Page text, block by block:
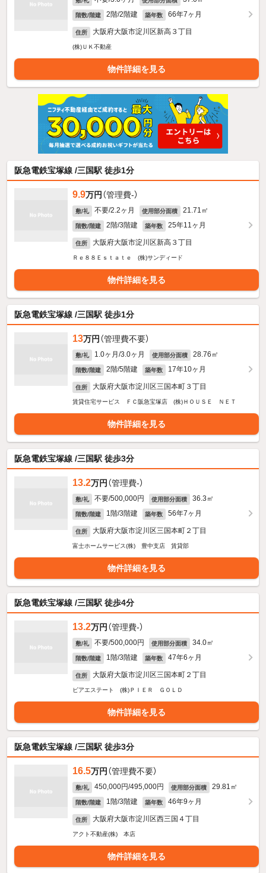
階数/階建 2階/2階建 築年数 66年7ヶ月
住所 大阪府大阪市淀川区新高３丁目
(株)ＵＫ不動産
物件詳細を見る
阪急電鉄宝塚線 /三国駅 徒歩1分
9.9万円 （管理費-）
敷/礼 不要/2.2ヶ月 使用部分面積 21.71㎡
階数/階建 2階/3階建 築年数 25年11ヶ月
住所 大阪府大阪市淀川区新高３丁目
Ｒｅ８８Ｅｓｔａｔｅ (株)サンディード
物件詳細を見る
阪急電鉄宝塚線 /三国駅 徒歩1分
13万円 （管理費不要）
敷/礼 1.0ヶ月/3.0ヶ月 使用部分面積 28.76㎡
階数/階建 2階/5階建 築年数 17年10ヶ月
住所 大阪府大阪市淀川区三国本町３丁目
賃貸住宅サービス ＦＣ阪急宝塚店 (株)ＨＯＵＳＥ ＮＥＴ
物件詳細を見る
阪急電鉄宝塚線 /三国駅 徒歩3分
13.2万円 （管理費-）
敷/礼 不要/500,000円 使用部分面積 36.3㎡
階数/階建 1階/3階建 築年数 56年7ヶ月
住所 大阪府大阪市淀川区三国本町２丁目
富士ホームサービス(株) 豊中支店 賃貸部
物件詳細を見る
阪急電鉄宝塚線 /三国駅 徒歩4分
13.2万円 （管理費-）
敷/礼 不要/500,000円 使用部分面積 34.0㎡
階数/階建 1階/3階建 築年数 47年6ヶ月
住所 大阪府大阪市淀川区三国本町２丁目
ピアエステート (株)ＰＩＥＲ ＧＯＬＤ
物件詳細を見る
阪急電鉄宝塚線 /三国駅 徒歩3分
16.5万円 （管理費不要）
敷/礼 450,000円/495,000円 使用部分面積 29.81㎡
階数/階建 1階/3階建 築年数 46年9ヶ月
住所 大阪府大阪市淀川区西三国４丁目
アクト不動産(株) 本店
物件詳細を見る